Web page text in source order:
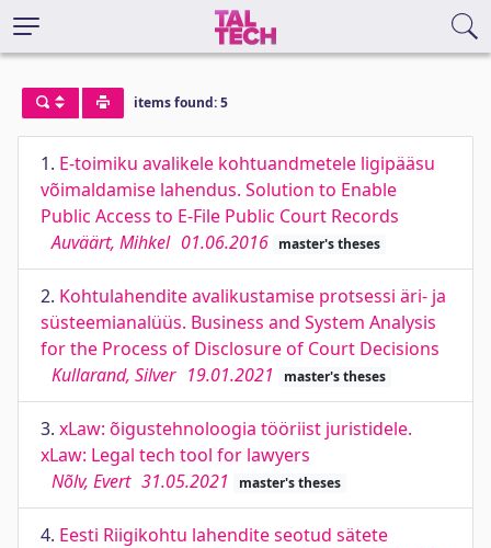
items found: 5
1. E-toimiku avalikele kohtuandmetele ligipääsu
võimaldamise lahendus. Solution to Enable
Public Access to E-File Public Court Records
Auväärt, Mihkel 01.06.2016 master's theses
2. Kohtulahendite avalikustamise protsessi äri- ja
süsteemianalüüs. Business and System Analysis
for the Process of Disclosure of Court Decisions
Kullarand, Silver 19.01.2021 master's theses
3. xLaw: õigustehnoloogia tööriist juristidele.
xLaw: Legal tech tool for lawyers
Nõlv, Evert 31.05.2021 master's theses
4. Eesti Riigikohtu lahendite seotud sätete